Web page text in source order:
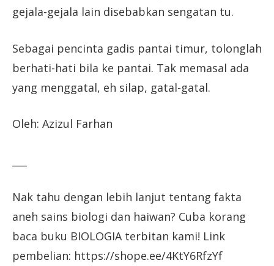
gejala-gejala lain disebabkan sengatan tu.
Sebagai pencinta gadis pantai timur, tolonglah
berhati-hati bila ke pantai. Tak memasal ada
yang menggatal, eh silap, gatal-gatal.
Oleh: Azizul Farhan
Nak tahu dengan lebih lanjut tentang fakta
aneh sains biologi dan haiwan? Cuba korang
baca buku BIOLOGIA terbitan kami! Link
pembelian: https://shope.ee/4KtY6RfzYf